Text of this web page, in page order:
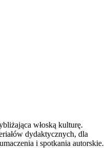
włoską kulturę.
dydaktycznych, dla
i spotkania autorskie.